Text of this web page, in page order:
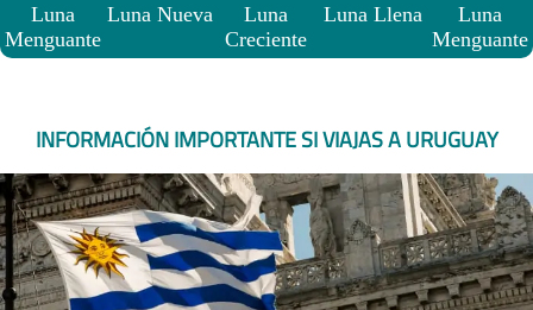
Luna
Menguante
Luna Nueva
Luna
Creciente
Luna Llena
Luna
Menguante
INFORMACIÓN IMPORTANTE SI VIAJAS A URUGUAY